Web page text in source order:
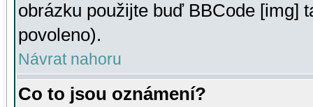
obrázku použijte buď BBCode [img]
povoleno).
Návrat nahoru
Co to jsou oznámení?